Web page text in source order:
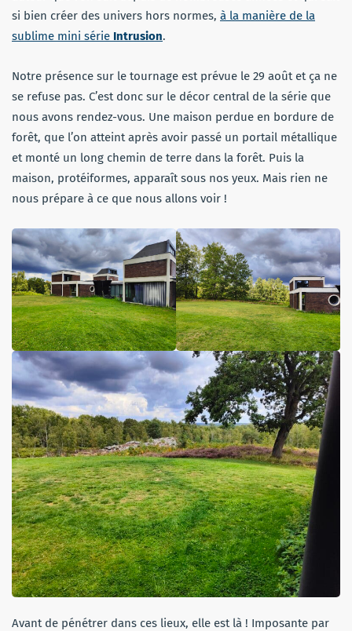
si bien créer des univers hors normes, à la manière de la
sublime mini série Intrusion.
Notre présence sur le tournage est prévue le 29 août et ça ne
se refuse pas. C’est donc sur le décor central de la série que
nous avons rendez-vous. Une maison perdue en bordure de
forêt, que l’on atteint après avoir passé un portail métallique
et monté un long chemin de terre dans la forêt. Puis la
maison, protéiformes, apparaît sous nos yeux. Mais rien ne
nous prépare à ce que nous allons voir !
Avant de pénétrer dans ces lieux, elle est là ! Imposante par